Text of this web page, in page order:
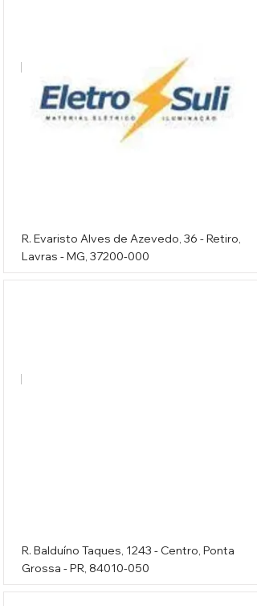
Eletro Suli Ltda
R. Evaristo Alves de Azevedo, 36 - Retiro,
Lavras - MG, 37200-000
Brilho Lustres
R. Balduíno Taques, 1243 - Centro, Ponta
Grossa - PR, 84010-050